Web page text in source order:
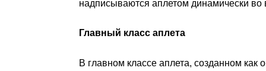
надписываются аплетом динамически
Главный класс аплета
В главном классе аплета, созданном как